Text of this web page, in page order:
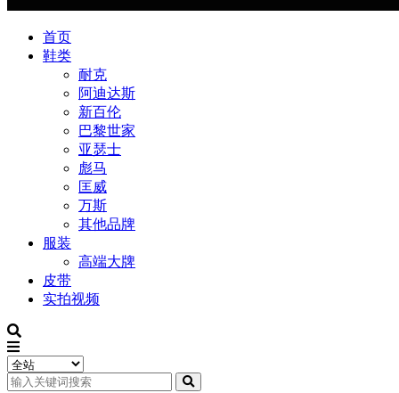
首页
鞋类
耐克
阿迪达斯
新百伦
巴黎世家
亚瑟士
彪马
匡威
万斯
其他品牌
服装
高端大牌
皮带
实拍视频